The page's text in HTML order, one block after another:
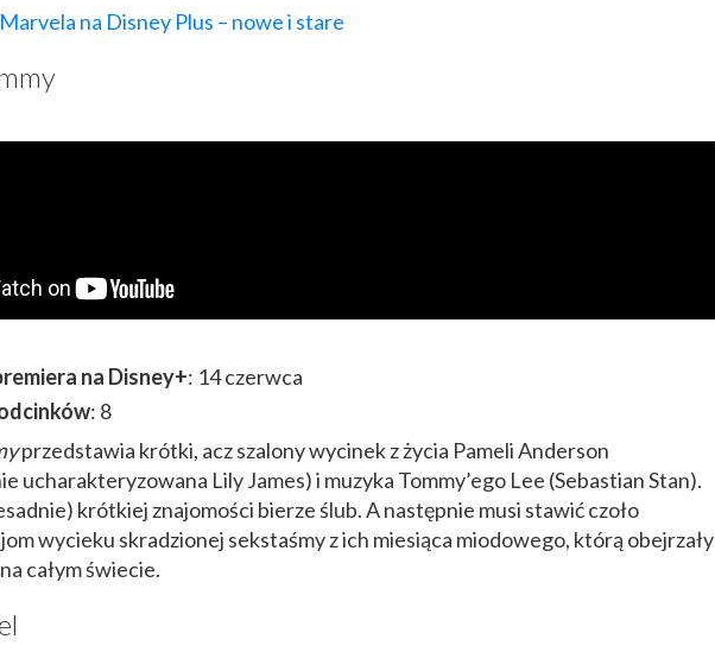
na Disney Plus – nowe i stare
na Disney+: 14 czerwca
: 8
przedstawia krótki, acz szalony wycinek z życia Pameli Anderson
ucharakteryzowana Lily James) i muzyka Tommy’ego Lee (Sebastian Stan).
krótkiej znajomości bierze ślub. A następnie musi stawić czoło
wycieku skradzionej sekstaśmy z ich miesiąca miodowego, którą obejrzały
całym świecie.